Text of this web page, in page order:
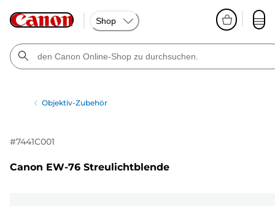
Shop
Objektiv-Zubehör
#7441C001
Canon EW-76 Streulichtblende